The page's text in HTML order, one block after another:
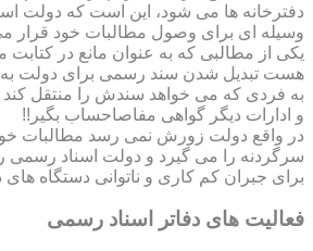
دفترخانه ها می شود، این است که دولت
وسیله ای برای وصول مطالبات خود قرار
یکی از مطالبی که به عنوان مانع در
هست تبدیل شدن سند رسمی برای دولت به
به فردی که می خواهد سندش را منتقل کند
و ادارات دیگر گواهی مفاصاحساب بگیر!!
در واقع دولت زورش نمی رسد مطالبات
سرگردنه را می گیرد و دولت اسناد رسمی
برای جبران کم کاری و ناتوانی دستگاه
فعالیت های دفاتر اسناد رسمی